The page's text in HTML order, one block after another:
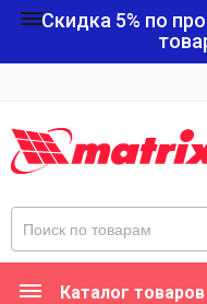
Скидка 5% по
Каталог товаров